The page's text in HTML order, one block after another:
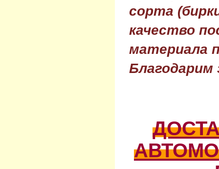
сорта
качество
материала
Благодарим